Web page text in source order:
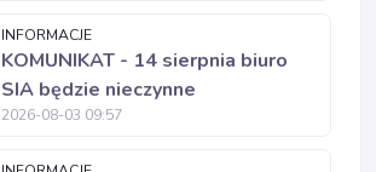
INFORMACJE
KOMUNIKAT - 14 sierpnia biuro
SIA będzie nieczynne
2026-08-03 09:57